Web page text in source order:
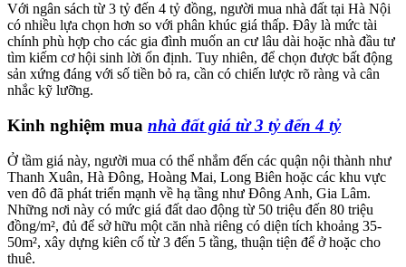
Với ngân sách từ 3 tỷ đến 4 tỷ đồng, người mua nhà đất tại Hà Nội
có nhiều lựa chọn hơn so với phân khúc giá thấp. Đây là mức tài
chính phù hợp cho các gia đình muốn an cư lâu dài hoặc nhà đầu tư
tìm kiếm cơ hội sinh lời ổn định. Tuy nhiên, để chọn được bất động
sản xứng đáng với số tiền bỏ ra, cần có chiến lược rõ ràng và cân
nhắc kỹ lưỡng.
Kinh nghiệm mua nhà đất giá từ 3 tỷ đến 4 tỷ
Ở tầm giá này, người mua có thể nhắm đến các quận nội thành như
Thanh Xuân, Hà Đông, Hoàng Mai, Long Biên hoặc các khu vực
ven đô đã phát triển mạnh về hạ tầng như Đông Anh, Gia Lâm.
Những nơi này có mức giá đất dao động từ 50 triệu đến 80 triệu
đồng/m², đủ để sở hữu một căn nhà riêng có diện tích khoảng 35-
50m², xây dựng kiên cố từ 3 đến 5 tầng, thuận tiện để ở hoặc cho
thuê.